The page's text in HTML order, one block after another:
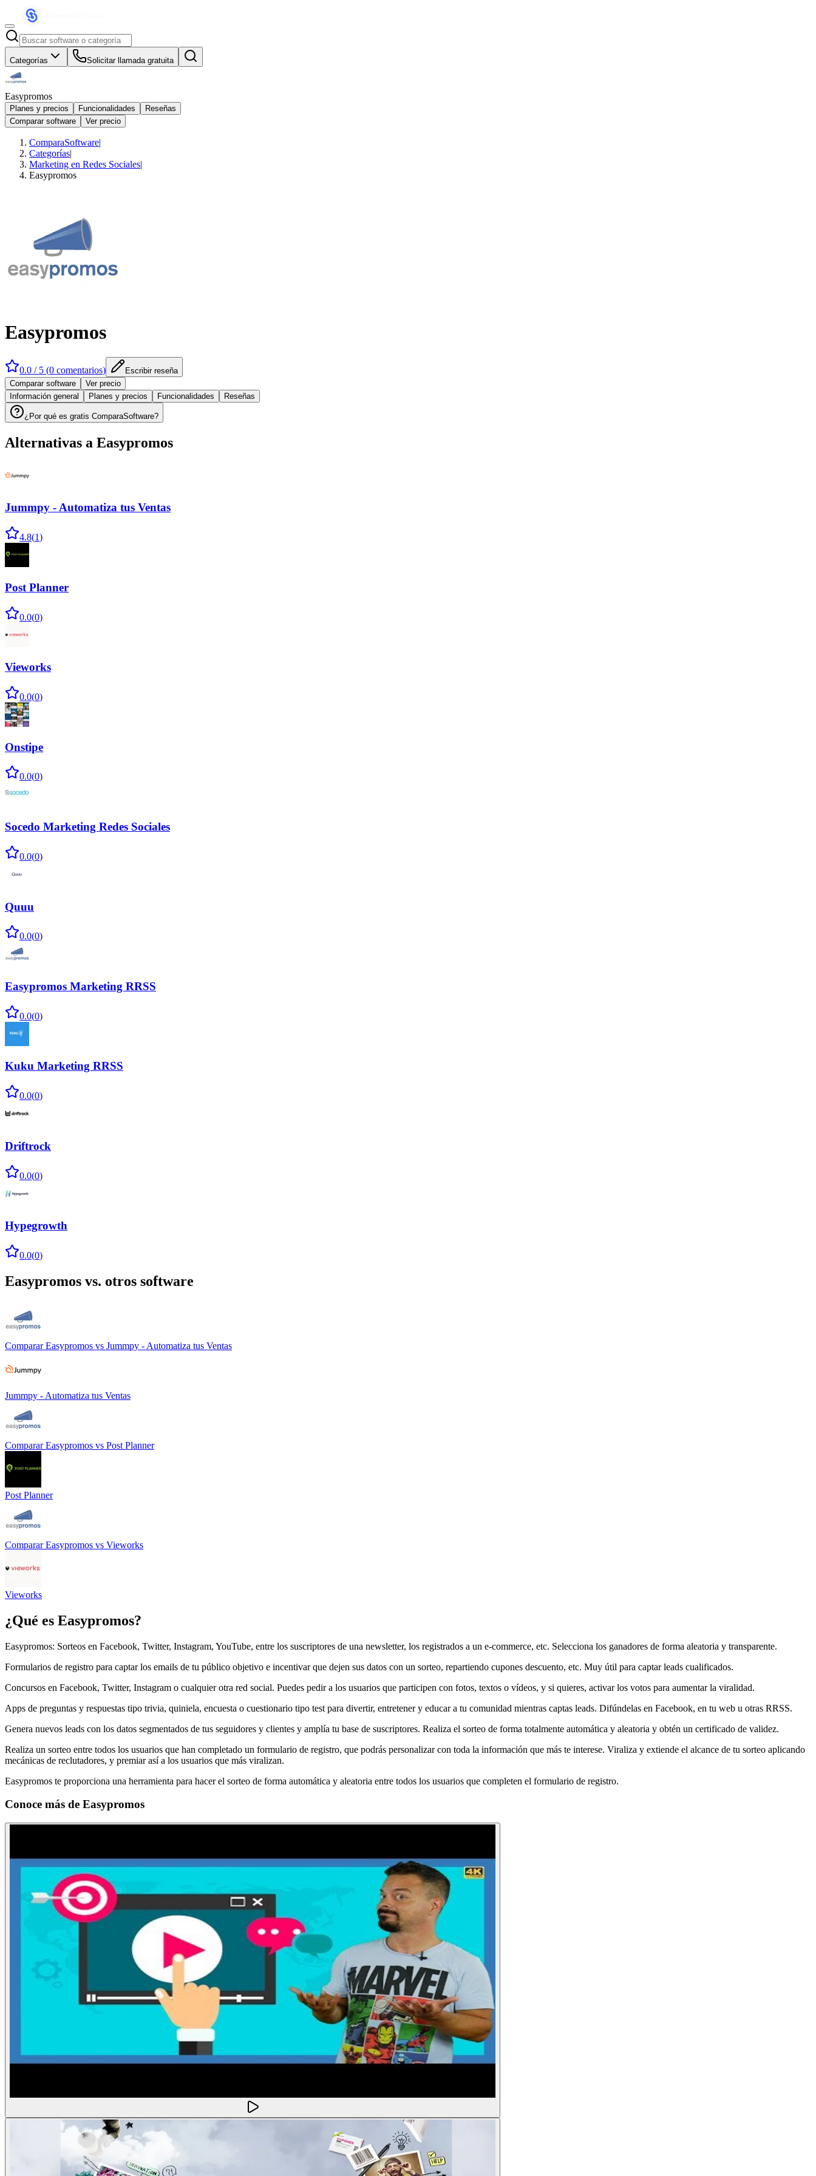
Categorías Solicitar llamada gratuita
Easypromos
Planes y precios Funcionalidades
Reseñas
Comparar software
Ver precio
ComparaSoftware|
Categorías|
Marketing en Redes Sociales|
Easypromos
Easypromos
0.0 / 5 (0 comentarios)
Escribir reseña
Comparar software
Ver precio
Información general
Planes y precios Funcionalidades Reseñas
¿Por qué es gratis ComparaSoftware?
Alternativas a Easypromos
Jummpy - Automatiza tus Ventas
4.8(1)
Post Planner
0.0(0)
Vieworks
0.0(0)
Onstipe
0.0(0)
Socedo Marketing Redes Sociales
0.0(0)
Quuu
0.0(0)
Easypromos Marketing RRSS
0.0(0)
Kuku Marketing RRSS
0.0(0)
Driftrock
0.0(0)
Hypegrowth
0.0(0)
Easypromos vs. otros software
Comparar Easypromos vs Jummpy - Automatiza tus Ventas
Jummpy - Automatiza tus Ventas
Comparar Easypromos vs Post Planner
Post Planner
Comparar Easypromos vs Vieworks
Vieworks
¿Qué es Easypromos?
Easypromos: Sorteos en Facebook, Twitter, Instagram, YouTube, entre los suscriptores de una newsletter, los registrados a un e-commerce, etc. Selecciona los ganadores de forma aleatoria y transparente.
Formularios de registro para captar los emails de tu público objetivo e incentivar que dejen sus datos con un sorteo, repartiendo cupones descuento, etc. Muy útil para captar leads cualificados.
Concursos en Facebook, Twitter, Instagram o cualquier otra red social. Puedes pedir a los usuarios que participen con fotos, textos o vídeos, y si quieres, activar los votos para aumentar la viralidad.
Apps de preguntas y respuestas tipo trivia, quiniela, encuesta o cuestionario tipo test para divertir, entretener y educar a tu comunidad mientras captas leads. Difúndelas en Facebook, en tu web u otras RRSS.
Genera nuevos leads con los datos segmentados de tus seguidores y clientes y amplía tu base de suscriptores. Realiza el sorteo de forma totalmente automática y aleatoria y obtén un certificado de validez.
Realiza un sorteo entre todos los usuarios que han completado un formulario de registro, que podrás personalizar con toda la información que más te interese. Viraliza y extiende el alcance de tu sorteo aplicando
mecánicas de reclutadores, y premiar así a los usuarios que más viralizan.
Easypromos te proporciona una herramienta para hacer el sorteo de forma automática y aleatoria entre todos los usuarios que completen el formulario de registro.
Conoce más de Easypromos